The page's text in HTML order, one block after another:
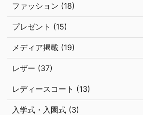
ファッション (18)
プレゼント (15)
メディア掲載 (19)
レザー (37)
レディースコート (13)
入学式・入園式 (3)